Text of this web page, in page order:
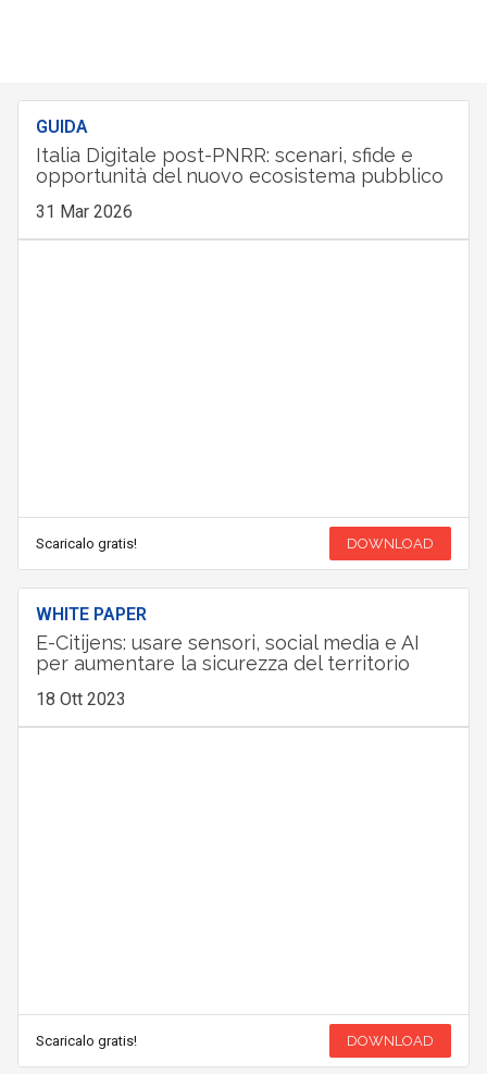
GUIDA
Italia Digitale post-PNRR: scenari, sfide e
opportunità del nuovo ecosistema pubblico
31 Mar 2026
Scaricalo gratis! DOWNLOAD
WHITE PAPER
E-Citijens: usare sensori, social media e AI
per aumentare la sicurezza del territorio
18 Ott 2023
Scaricalo gratis! DOWNLOAD